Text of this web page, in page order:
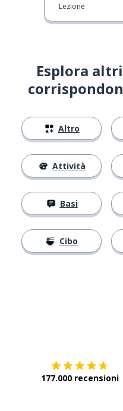
Lezione
Esplora
Altro
Attività
Basi
Cibo
177.000 recensioni